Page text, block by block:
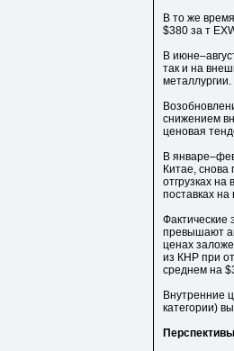
В то же
$380 за т
В
так и на
металлургии.
снижением
ценовая
В
Китае, снова
отгрузках
поставках
Фактические
превышают
ценах
из КНР при
среднем на
Внутренние
категории)